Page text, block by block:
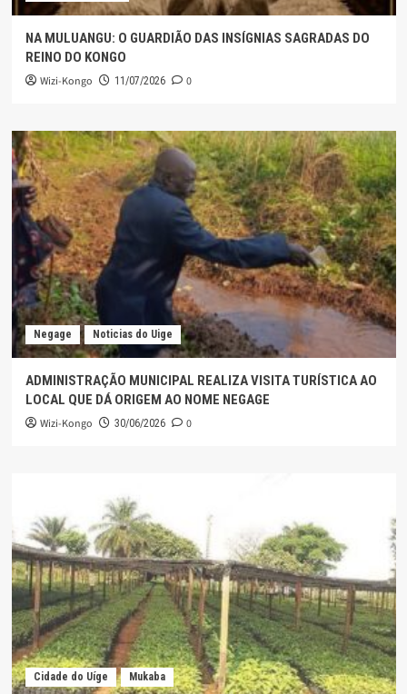
NA MULUANGU: O GUARDIÃO DAS INSÍGNIAS SAGRADAS DO
REINO DO KONGO
Wizi-Kongo 11/07/2026 0
Negage Noticias do Uige
ADMINISTRAÇÃO MUNICIPAL REALIZA VISITA TURÍSTICA AO
LOCAL QUE DÁ ORIGEM AO NOME NEGAGE
Wizi-Kongo 30/06/2026 0
Cidade do Uíge Mukaba